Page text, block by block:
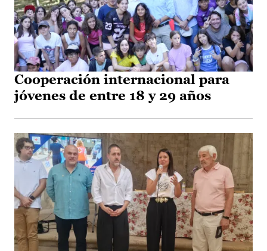
Cooperación internacional para
jóvenes de entre 18 y 29 años